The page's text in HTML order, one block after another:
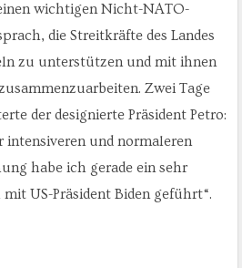
wichtigen Nicht-NATO-
die Streitkräfte des Landes
zu unterstützen und mit ihnen
Zwei Tage
der designierte Präsident Petro:
intensiveren und normaleren
habe ich gerade ein sehr
US-Präsident Biden geführt“.